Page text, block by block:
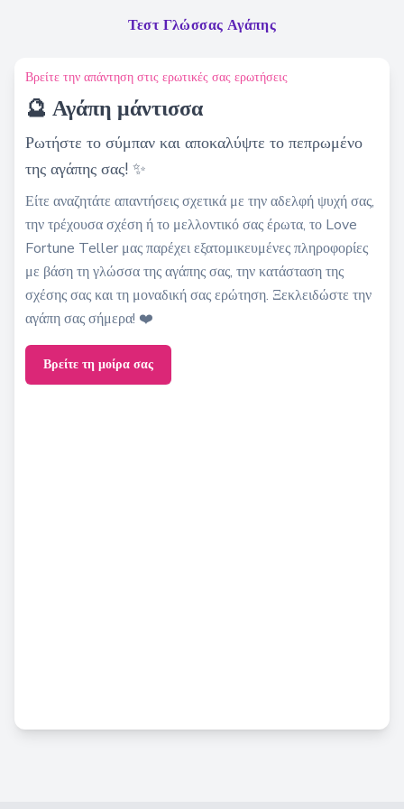
Τεστ Γλώσσας Αγάπης
Βρείτε την απάντηση στις ερωτικές σας ερωτήσεις
🔮 Αγάπη μάντισσα
Ρωτήστε το σύμπαν και αποκαλύψτε το πεπρωμένο
της αγάπης σας! ✨
Είτε αναζητάτε απαντήσεις σχετικά με την αδελφή ψυχή σας,
την τρέχουσα σχέση ή το μελλοντικό σας έρωτα, το Love
Fortune Teller μας παρέχει εξατομικευμένες πληροφορίες
με βάση τη γλώσσα της αγάπης σας, την κατάσταση της
σχέσης σας και τη μοναδική σας ερώτηση. Ξεκλειδώστε την
αγάπη σας σήμερα! ❤️
Βρείτε τη μοίρα σας